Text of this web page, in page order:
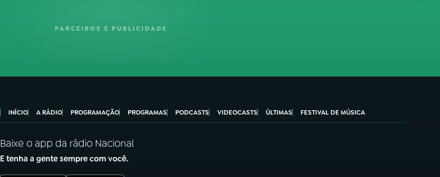
PARCEIROS E PUBLICIDADE
INÍCIO A RÁDIO PROGRAMAÇÃO PROGRAMAS PODCASTS VIDEOCASTS ÚLTIMAS FESTIVAL DE MÚSICA
Baixe o app da rádio Nacional
E tenha a gente sempre com você.